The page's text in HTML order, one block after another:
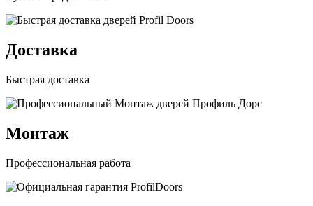
Доставка
Быстрая доставка
Монтаж
Профессиональная работа